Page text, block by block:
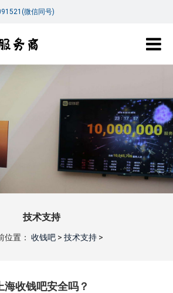
微信同号)
技术支持
位置： 收钱吧> 技术支持>
上海收钱吧安全吗？